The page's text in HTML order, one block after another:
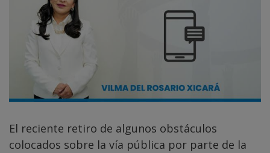
El reciente retiro de algunos obstáculos
colocados sobre la vía pública por parte de la